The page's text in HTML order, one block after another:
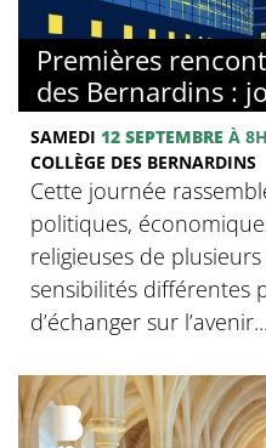
Premières
des Bernardins :
SAMEDI 12 SEPTEMBRE À
COLLÈGE DES BERNARDINS
Cette journée
politiques,
religieuses de
sensibilités différentes
d’échanger sur l’avenir...